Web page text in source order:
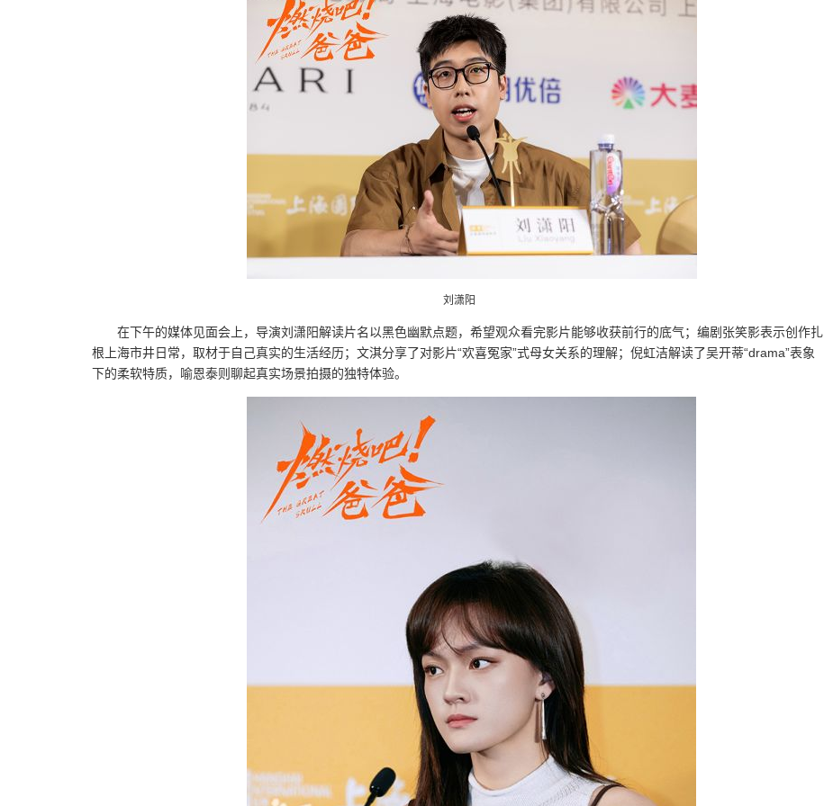
刘潇阳
在下午的媒体见面会上，导演刘潇阳解读片名以黑色幽默点题，希望观众看完影片能够收获前行的底气；编剧张笑影表示创作扎
根上海市井日常，取材于自己真实的生活经历；文淇分享了对影片“欢喜冤家”式母女关系的理解；倪虹洁解读了吴开蒂“drama”表象
下的柔软特质，喻恩泰则聊起真实场景拍摄的独特体验。